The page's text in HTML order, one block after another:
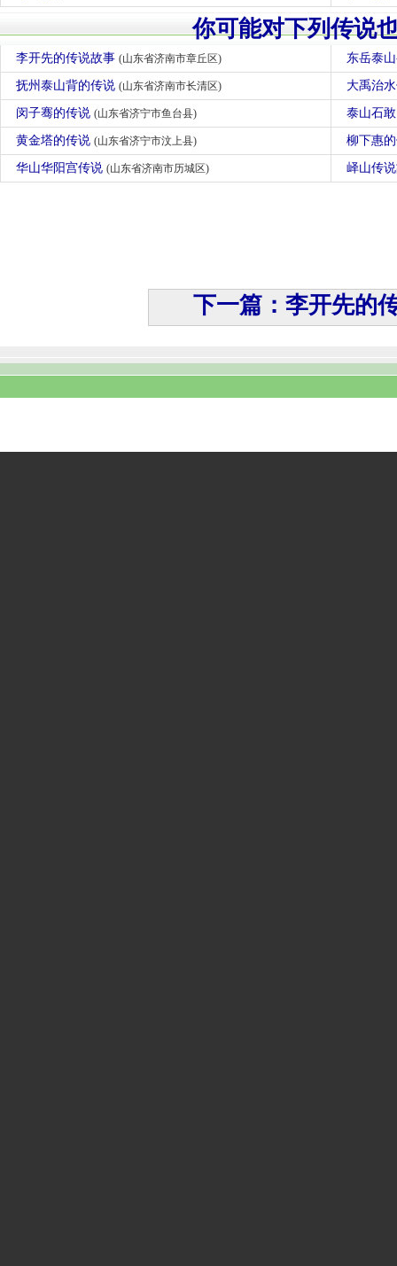
你可能对下列传说
李开先的传说故事 (山东省济南市章丘区) 东岳泰
抚州泰山背的传说 (山东省济南市长清区) 大禹治
闵子骞的传说 (山东省济宁市鱼台县) 泰山石
黄金塔的传说 (山东省济宁市汶上县) 柳下惠
华山华阳宫传说 (山东省济南市历城区) 峄山传
下一篇：李开先的